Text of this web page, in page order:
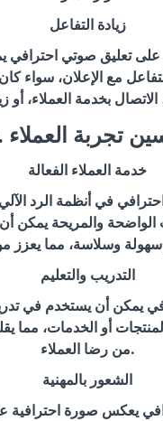
زيادة التفاعل
على تعليق صوتي احترافي
مع الإعلان، سواء
تجربة العملاء
خدمة العملاء الفعالة
في أنظمة الرد
الواضحة والمريحة يمكن
التدريب والتعليم
يمكن أن يستخدم في
أو الخدمات، مما
من رضا العملاء.
الشعور بالمهنية
يعكس صورة احترافية